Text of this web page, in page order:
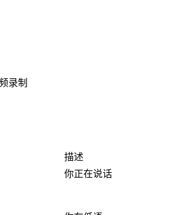
录制
描述
你正在说话